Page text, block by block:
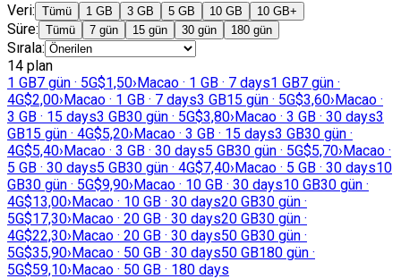
Veri: Tümü 1 GB 3 GB 5 GB 10 GB 10 GB+
Süre: Tümü 7 gün 15 gün 30 gün 180 gün
Sırala:
14 plan
1 GB7 gün · 5G$1,50›Macao · 1 GB · 7 days1 GB7 gün ·
4G$2,00›Macao · 1 GB · 7 days3 GB15 gün · 5G$3,60›Macao ·
3 GB · 15 days3 GB30 gün · 5G$3,80›Macao · 3 GB · 30 days3
GB15 gün · 4G$5,20›Macao · 3 GB · 15 days3 GB30 gün ·
4G$5,40›Macao · 3 GB · 30 days5 GB30 gün · 5G$5,70›Macao ·
5 GB · 30 days5 GB30 gün · 4G$7,40›Macao · 5 GB · 30 days10
GB30 gün · 5G$9,90›Macao · 10 GB · 30 days10 GB30 gün ·
4G$13,00›Macao · 10 GB · 30 days20 GB30 gün ·
5G$17,30›Macao · 20 GB · 30 days20 GB30 gün ·
4G$22,30›Macao · 20 GB · 30 days50 GB30 gün ·
5G$35,90›Macao · 50 GB · 30 days50 GB180 gün ·
5G$59,10›Macao · 50 GB · 180 days